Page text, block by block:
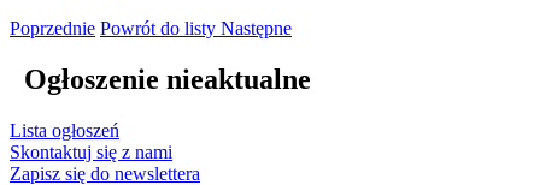
Poprzednie Powrót do listy Następne
Ogłoszenie nieaktualne
Lista ogłoszeń
Skontaktuj się z nami
Zapisz się do newslettera